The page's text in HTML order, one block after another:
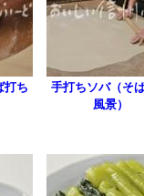
打ち
手打ちソバ（そ
風景）